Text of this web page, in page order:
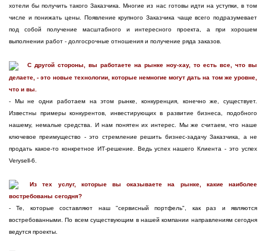
хотели бы получить такого Заказчика. Многие из нас готовы идти на уступки, в том
числе и понижать цены. Появление крупного Заказчика чаще всего подразумевает
под собой получение масштабного и интересного проекта, а при хорошем
выполнении работ - долгосрочные отношения и получение ряда заказов.
С другой стороны, вы работаете на рынке ноу-хау, то есть все, что вы
делаете, - это новые технологии, которые немногие могут дать на том же уровне,
что и вы.
- Мы не одни работаем на этом рынке, конкуренция, конечно же, существует.
Известны примеры конкурентов, инвестирующих в развитие бизнеса, подобного
нашему, немалые средства. И нам понятен их интерес. Мы же считаем, что наше
ключевое преимущество - это стремление решить бизнес-задачу Заказчика, а не
продать какое-то конкретное ИТ-решение. Ведь успех нашего Клиента - это успех
Verysell-6.
Из тех услуг, которые вы оказываете на рынке, какие наиболее
востребованы сегодня?
- Те, которые составляют наш "сервисный портфель", как раз и являются
востребованными. По всем существующим в нашей компании направлениям сегодня
ведутся проекты.